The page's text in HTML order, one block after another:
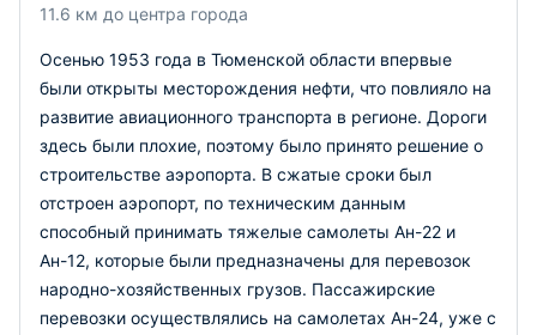
11.6 км до центра города
Осенью 1953 года в Тюменской области впервые
были открыты месторождения нефти, что повлияло на
развитие авиационного транспорта в регионе. Дороги
здесь были плохие, поэтому было принято решение о
строительстве аэропорта. В сжатые сроки был
отстроен аэропорт, по техническим данным
способный принимать тяжелые самолеты Ан-22 и
Ан-12, которые были предназначены для перевозок
народно-хозяйственных грузов. Пассажирские
перевозки осуществлялись на самолетах Ан-24, уже с